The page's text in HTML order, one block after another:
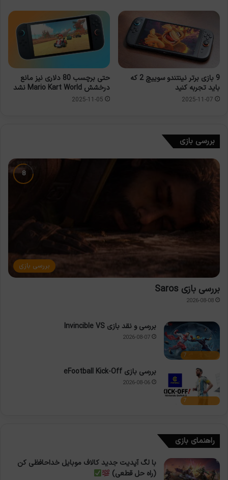
9 بازی برتر نینتندو سوییچ 2 که
باید تجربه کنید
2025-11-07
حتی برچسب 80 دلاری نیز مانع
درخشش Mario Kart World نشد
2025-11-05
بررسی بازی
بررسی بازی
بررسی بازی Saros
2026-08-08
7
بررسی و نقد بازی Invincible VS
2026-08-07
7
بررسی بازی eFootball Kick-Off
2026-08-06
راهنمای بازی
با لگ آپدیت جدید کالاف موبایل خداحافظی کن
(راه حل قطعی)